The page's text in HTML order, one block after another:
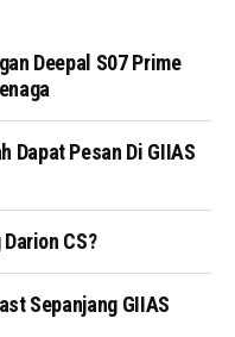
Deepal S07 Prime
Dapat Pesan Di GIIAS
CS?
Sepanjang GIIAS